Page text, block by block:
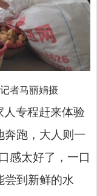
者马丽娟摄
专程赶来体验
奔跑，大人则一
感太好了，一口
尝到新鲜的水